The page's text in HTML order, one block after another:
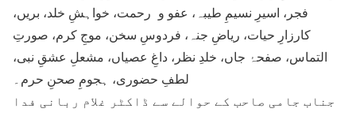
فجر، اسیرِ نسیمِ طیبہ، عفو و رحمت، خواہشِ خلد، بریں،
کارزارِ حیات، ریاضِ جنہ، فردوسِ سخن، موجِ کرم، صورتِ
التماس، صفحۂ جاں، خلدِ نظر، داغِ عصیاں، مشعلِ عشقِ نبی،
لطفِ حضوری، ہجومِ صحنِ حرم۔
جناب جامی صاحب کے حوالے سے ڈاکٹر غلام ربانی فدا